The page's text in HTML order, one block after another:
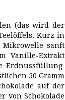
(das wird der
Kurz in
sanft
Vanille-Extrakt
Erdnussfüllung
50 Gramm
auf der
von Schokolade